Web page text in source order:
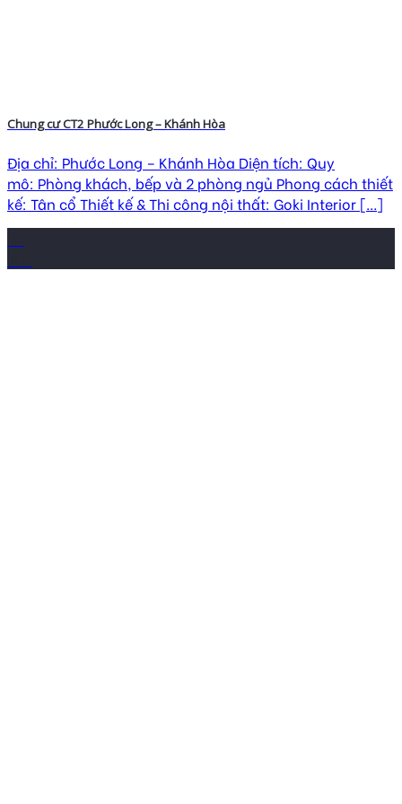
Chung cư CT2 Phước Long – Khánh Hòa
Địa chỉ: Phước Long – Khánh Hòa Diện tích: Quy
mô: Phòng khách, bếp và 2 phòng ngủ Phong cách thiết
kế: Tân cổ Thiết kế & Thi công nội thất: Goki Interior [...]